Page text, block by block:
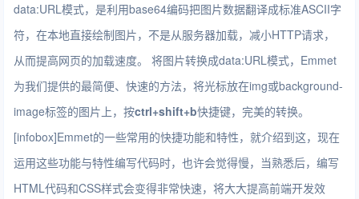
data:URL模式，是利用base64编码把图片数据翻译成标准ASCII字
符，在本地直接绘制图片，不是从服务器加载，减小HTTP请求，
从而提高网页的加载速度。 将图片转换成data:URL模式，Emmet
为我们提供的最简便、快速的方法，将光标放在img或background-
image标签的图片上，按ctrl+shift+b快捷键，完美的转换。
[infobox]Emmet的一些常用的快捷功能和特性，就介绍到这，现在
运用这些功能与特性编写代码时，也许会觉得慢，当熟悉后，编写
HTML代码和CSS样式会变得非常快速，将大大提高前端开发效